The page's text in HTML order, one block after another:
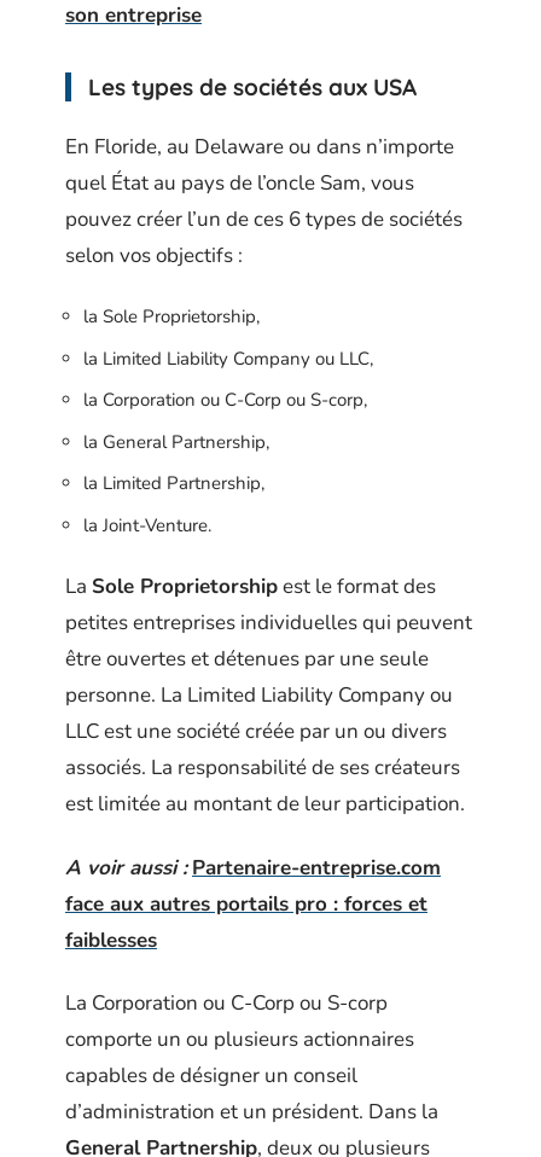
son entreprise
Les types de sociétés aux USA
En Floride, au Delaware ou dans n’importe
quel État au pays de l’oncle Sam, vous
pouvez créer l’un de ces 6 types de sociétés
selon vos objectifs :
la Sole Proprietorship,
la Limited Liability Company ou LLC,
la Corporation ou C-Corp ou S-corp,
la General Partnership,
la Limited Partnership,
la Joint-Venture.
La Sole Proprietorshipest le format des
petites entreprises individuelles qui peuvent
être ouvertes et détenues par une seule
personne. La Limited Liability Company ou
LLC est une société créée par un ou divers
associés. La responsabilité de ses créateurs
est limitée au montant de leur participation.
A voir aussi : Partenaire-entreprise.com
face aux autres portails pro : forces et
faiblesses
La Corporation ou C-Corp ou S-corp
comporte un ou plusieurs actionnaires
capables de désigner un conseil
d’administration et un président. Dans la
General Partnership, deux ou plusieurs